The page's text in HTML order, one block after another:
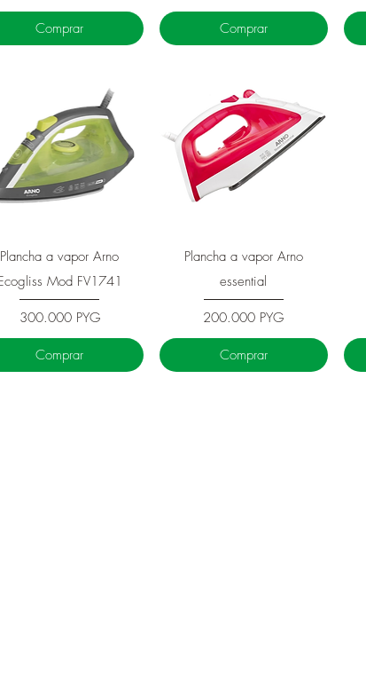
Comprar Comprar
Vista rápida
Plancha a vapor Arno
Mod FV1741
Precio
300.000 PYG
Comprar
Vista rápida
Plancha a vapor Arno
essential
Precio
200.000 PYG
Comprar